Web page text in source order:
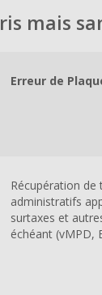
mais
Erreur de
Récupération de
administratifs
surtaxes et
échéant (vMPD,